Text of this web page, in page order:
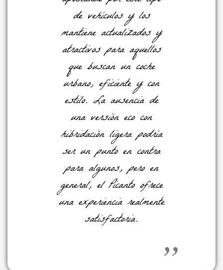
de vehículos y los
mantiene actualizados y
atractivos para aquellos
que buscan un coche
urbano, eficiente y con
estilo. La ausencia de
una versión eco con
hibridación ligera podría
ser un punto en contra
para algunos, pero en
general, el Picanto ofrece
una experiencia realmente
satisfactoria.